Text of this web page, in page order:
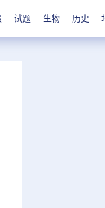
试题 生物 历史